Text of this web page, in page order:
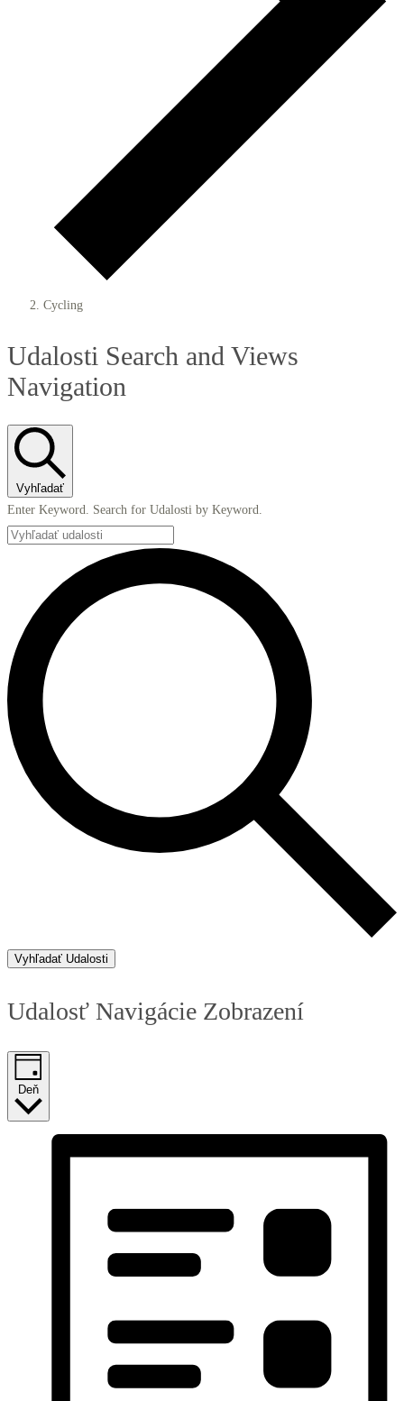
Cycling
Udalosti
for
mája,
2026
Udalosti Search and Views
Navigation
Vyhľadať
Enter Keyword. Search for Udalosti by Keyword.
Vyhľadať Udalosti
Udalosť Navigácie Zobrazení
Deň